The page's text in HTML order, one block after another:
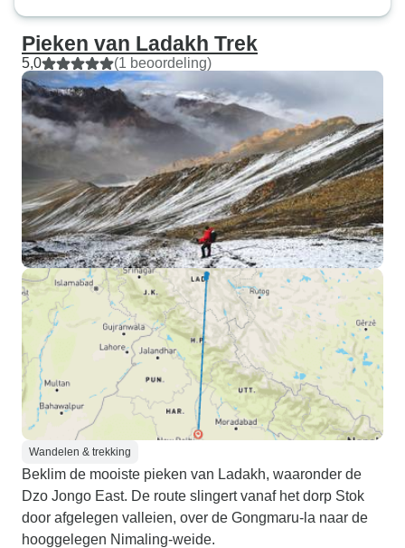
Pieken van Ladakh Trek
5,0 (1 beoordeling)
Wandelen & trekking
Beklim de mooiste pieken van Ladakh, waaronder de
Dzo Jongo East. De route slingert vanaf het dorp Stok
door afgelegen valleien, over de Gongmaru-la naar de
hooggelegen Nimaling-weide.